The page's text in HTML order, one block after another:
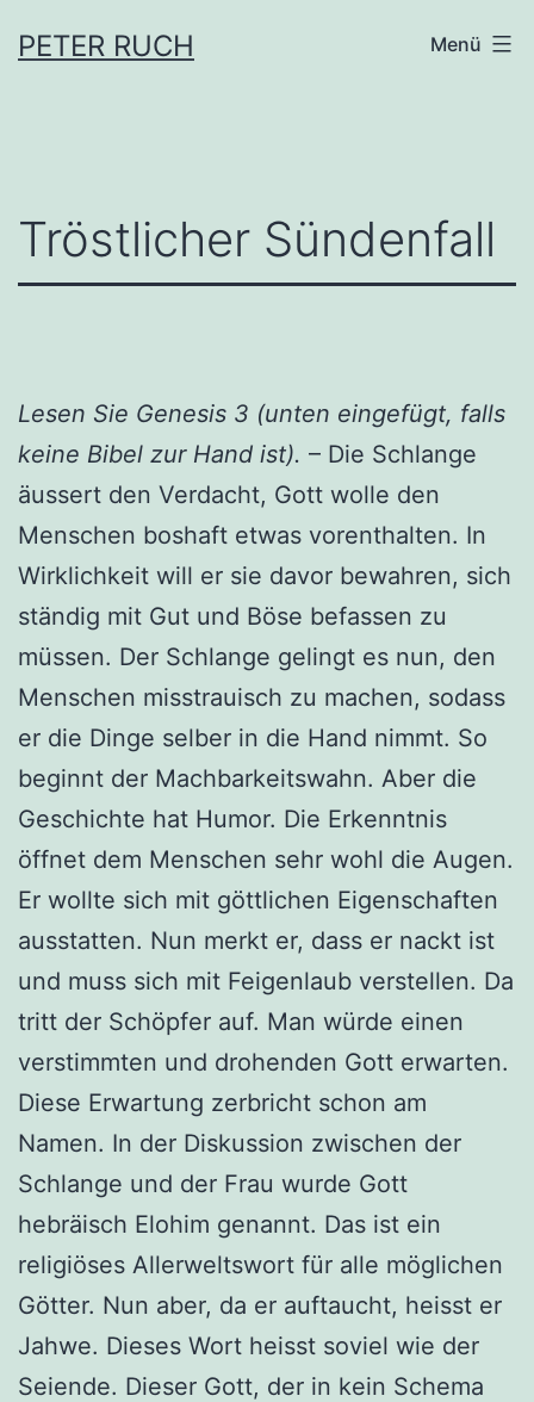
Inhalt
PETER RUCH Menü
Tröstlicher Sündenfall
Lesen Sie Genesis 3 (unten eingefügt, falls
keine Bibel zur Hand ist). – Die Schlange
äussert den Verdacht, Gott wolle den
Menschen boshaft etwas vorenthalten. In
Wirklichkeit will er sie davor bewahren, sich
ständig mit Gut und Böse befassen zu
müssen. Der Schlange gelingt es nun, den
Menschen misstrauisch zu machen, sodass
er die Dinge selber in die Hand nimmt. So
beginnt der Machbarkeitswahn. Aber die
Geschichte hat Humor. Die Erkenntnis
öffnet dem Menschen sehr wohl die Augen.
Er wollte sich mit göttlichen Eigenschaften
ausstatten. Nun merkt er, dass er nackt ist
und muss sich mit Feigenlaub verstellen. Da
tritt der Schöpfer auf. Man würde einen
verstimmten und drohenden Gott erwarten.
Diese Erwartung zerbricht schon am
Namen. In der Diskussion zwischen der
Schlange und der Frau wurde Gott
hebräisch Elohim genannt. Das ist ein
religiöses Allerweltswort für alle möglichen
Götter. Nun aber, da er auftaucht, heisst er
Jahwe. Dieses Wort heisst soviel wie der
Seiende. Dieser Gott, der in kein Schema